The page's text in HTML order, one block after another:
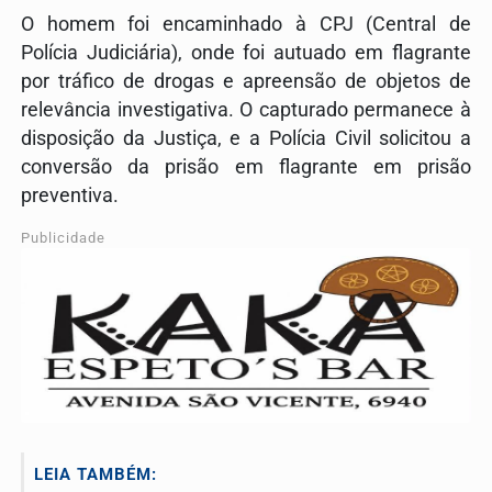
O homem foi encaminhado à CPJ (Central de
Polícia Judiciária), onde foi autuado em flagrante
por tráfico de drogas e apreensão de objetos de
relevância investigativa. O capturado permanece à
disposição da Justiça, e a Polícia Civil solicitou a
conversão da prisão em flagrante em prisão
preventiva.
Publicidade
LEIA TAMBÉM: